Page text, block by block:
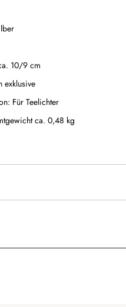
10/9 cm
exklusive
Für Teelichter
ca. 0,48 kg